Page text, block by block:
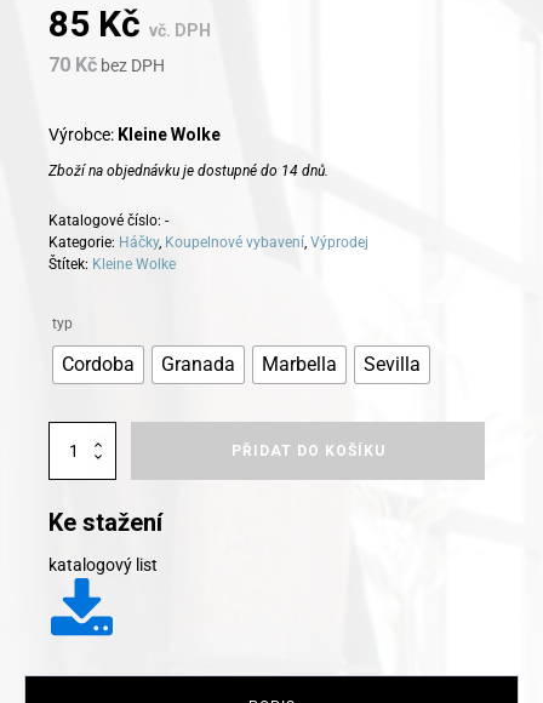
Original
price
was:
125 Kč.
85 Kč Current
price
is:
85 Kč.
vč. DPH
70 Kč bez DPH
Výrobce: Kleine Wolke
Zboží na objednávku je dostupné do 14 dnů.
Katalogové číslo: -
Kategorie: Háčky, Koupelnové vybavení, Výprodej
Štítek: Kleine Wolke
typ
Cordoba Granada Marbella Sevilla
Kleine
množství
PŘIDAT DO KOŠÍKU
Ke stažení
katalogový list